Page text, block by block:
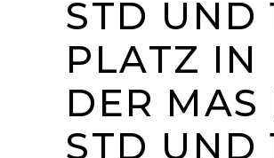
STD UND
PLATZ IN
DER MAS
STD UND